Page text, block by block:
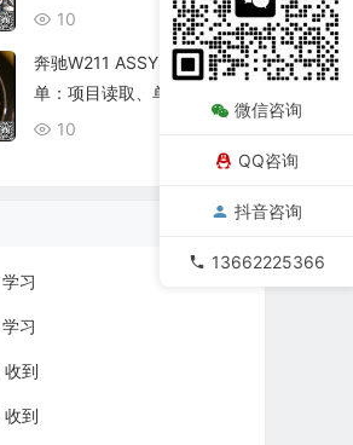
厂与结果确认
08/06
10
奔驰W211 ASSYST保养菜
单：项目读取、单项确认与
复位核查
10
学习
学习
收到
收到
微信咨询
QQ咨询
抖音咨询
13662225366